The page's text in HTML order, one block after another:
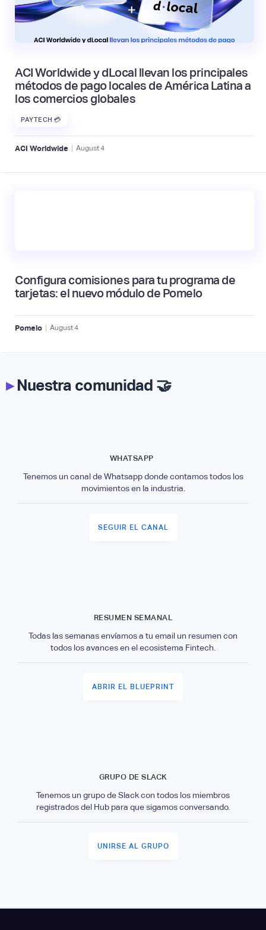
ACI Worldwide y dLocal llevan los principales
métodos de pago locales de América Latina a
los comercios globales
PAYTECH 💳
ACI Worldwide | August4
Configura comisiones para tu programa de
tarjetas: el nuevo módulo de Pomelo
Pomelo | August4
▸Nuestra comunidad 🤝
WHATSAPP
Tenemos un canal de Whatsapp donde contamos todos los
movimientos en la industria.
SEGUIR EL CANAL
RESUMEN SEMANAL
Todas las semanas envíamos a tu email un resumen con
todos los avances en el ecosistema Fintech.
ABRIR EL BLUEPRINT
GRUPO DE SLACK
Tenemos un grupo de Slack con todos los miembros
registrados del Hub para que sigamos conversando.
UNIRSE AL GRUPO